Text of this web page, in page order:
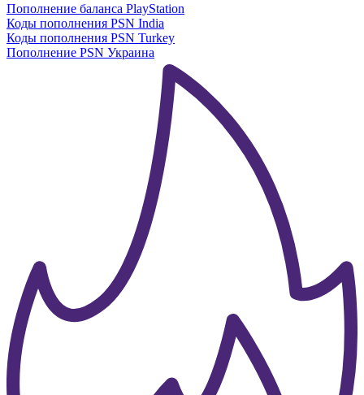
Пополнение баланса PlayStation
Коды пополнения PSN India
Коды пополнения PSN Turkey
Пополнение PSN Украина